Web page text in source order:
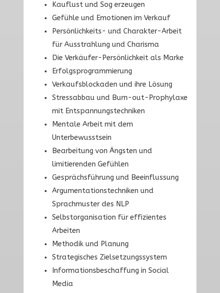
Kauflust und Sog erzeugen
Gefühle und Emotionen im Verkauf
Persönlichkeits- und Charakter-Arbeit
für Ausstrahlung und Charisma
Die Verkäufer-Persönlichkeit als Marke
Erfolgs­programmierung
Verkaufsblockaden und ihre Lösung
Stressabbau und Burn-out-Prophylaxe
mit Entspannungs­techniken
Mentale Arbeit mit dem
Unterbewusstsein
Bearbeitung von Ängsten und
limitierenden Gefühlen
Gesprächsführung und Beeinflussung
Argumentations­techniken und
Sprachmuster des NLP
Selbstorganisation für effizientes
Arbeiten
Methodik und Planung
Strategisches Zielsetzungs­system
Informations­beschaffung in Social
Media